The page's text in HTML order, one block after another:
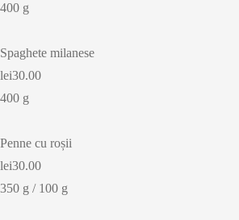
400 g
Spaghete milanese
lei30.00
400 g
Penne cu roșii
lei30.00
350 g / 100 g